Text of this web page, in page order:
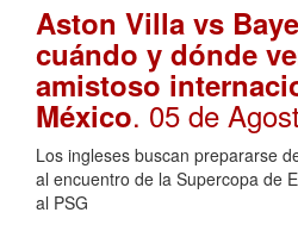
Aston Villa vs
cuándo y dónde
amistoso
México. 05 de
Los ingleses buscan prepararse
al encuentro de la Supercopa de
al PSG